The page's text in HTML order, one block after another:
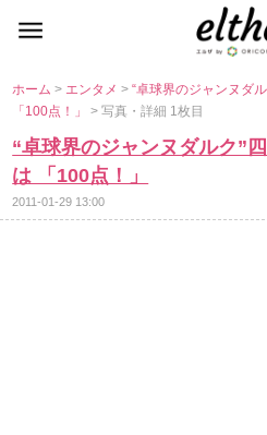
ホーム> エンタメ>“卓球界のジャンヌダ
「100点！」> 写真・詳細 1枚目
“卓球界のジャンヌダルク”
は 「100点！」
2011-01-29 13:00